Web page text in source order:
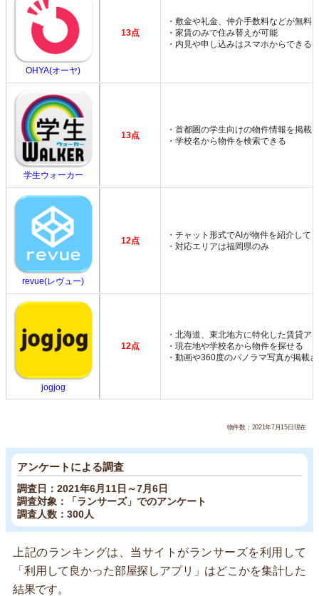
OHYA(オーヤ)
13点
・敷金や礼金、仲介手数料などが無料
・家賃のみで住み替えが可能
・内見や申し込みはスマホからできる
学生ウォーカー
13点
・首都圏の学生向けの物件情報を掲載
・学校名から物件を検索できる
revue(レヴュー)
12点
・チャット形式でAIが物件を紹介して
・対応エリアは福岡県のみ
jogjog
12点
・北海道、東北地方に特化した賃貸ア
・現在地や学校名から物件を探せる
・動画や360度のパノラマ写真が掲載
物件数：2021年7月15日現在
アンケートによる調査
調査日：2021年6月11日～7月6日
調査対象：「ランサーズ」でのアンケート
調査人数：300人
上記のランキングは、当サイトがランサーズを利用して
「利用して良かった部屋探しアプリ」はどこかを集計した
結果です。